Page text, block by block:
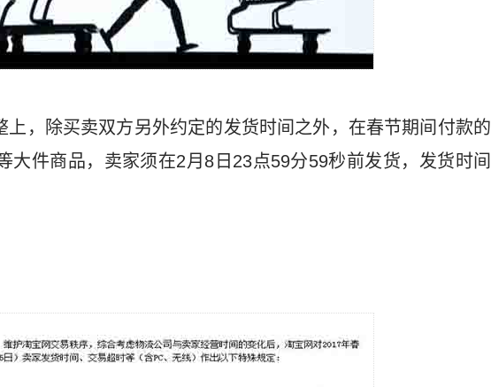
，除买卖双方另外约定的发货时间之外，在春节期间付款的
大件商品，卖家须在2月8日23点59分59秒前发货，发货时间